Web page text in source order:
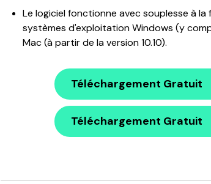
Le logiciel fonctionne avec souplesse à la
systèmes d'exploitation Windows (y
Mac (à partir de la version 10.10).
Téléchargement Gratuit
Téléchargement Gratuit